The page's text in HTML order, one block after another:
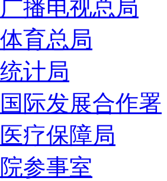
播电视总局
育总局
计局
际发展合作署
疗保障局
参事室